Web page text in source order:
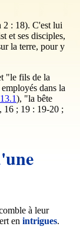
2 : 18). C'est lui
et ses disciples,
la terre, pour y
"le fils de la
dans la
), "la bête
; 19 : 19-20 ;
à leur
en intrigues.